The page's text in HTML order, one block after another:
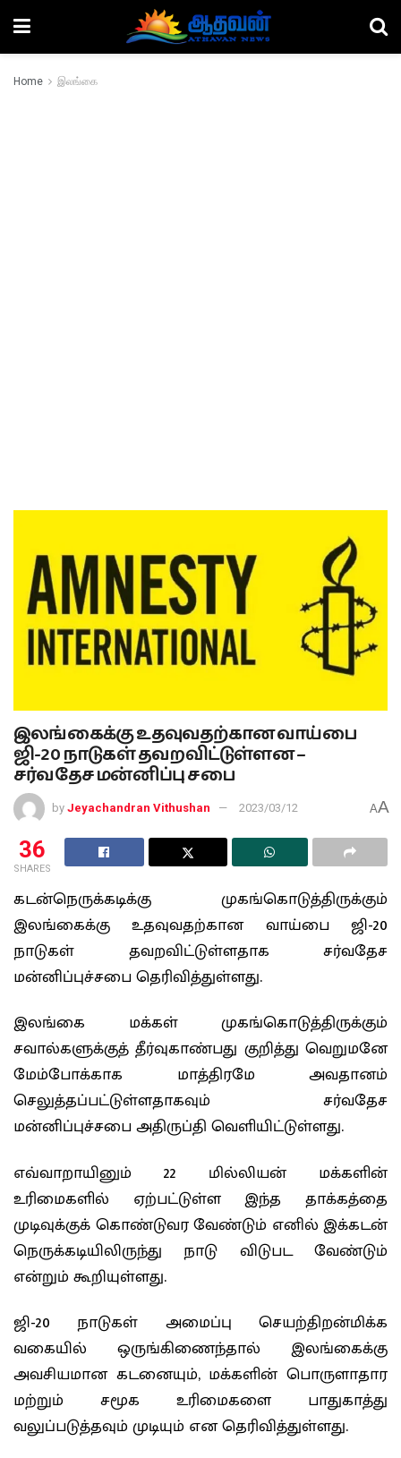
Home இலங்கை
இலங்கைக்கு உதவுவதற்கான வாய்பை
ஜி-20 நாடுகள் தவறவிட்டுள்ளன –
சர்வதேச மன்னிப்பு சபை
by Jeyachandran Vithushan 2023/03/12 AA
36
SHARES
கடன்நெருக்கடிக்கு முகங்கொடுத்திருக்கும்
இலங்கைக்கு உதவுவதற்கான வாய்பை ஜி-20
நாடுகள் தவறவிட்டுள்ளதாக சர்வதேச
மன்னிப்புச்சபை தெரிவித்துள்ளது.
இலங்கை மக்கள் முகங்கொடுத்திருக்கும்
சவால்களுக்குத் தீர்வுகாண்பது குறித்து வெறுமனே
மேம்போக்காக மாத்திரமே அவதானம்
செலுத்தப்பட்டுள்ளதாகவும் சர்வதேச
மன்னிப்புச்சபை அதிருப்தி வெளியிட்டுள்ளது.
எவ்வாறாயினும் 22 மில்லியன் மக்களின்
உரிமைகளில் ஏற்பட்டுள்ள இந்த தாக்கத்தை
முடிவுக்குக் கொண்டுவர வேண்டும் எனில் இக்கடன்
நெருக்கடியிலிருந்து நாடு விடுபட வேண்டும்
என்றும் கூறியுள்ளது.
ஜி-20 நாடுகள் அமைப்பு செயற்திறன்மிக்க
வகையில் ஒருங்கிணைந்தால் இலங்கைக்கு
அவசியமான கடனையும், மக்களின் பொருளாதார
மற்றும் சமூக உரிமைகளை பாதுகாத்து
வலுப்படுத்தவும் முடியும் என தெரிவித்துள்ளது.